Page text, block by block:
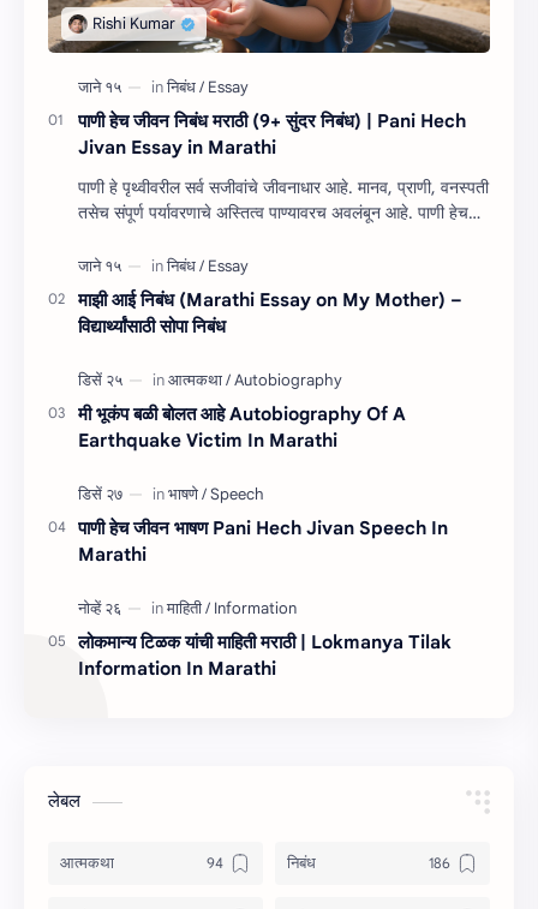
पाणी हेच जीवन निबंध मराठी (9+ सुंदर निबंध) | Pani Hech
Jivan Essay in Marathi
पाणी हे पृथ्वीवरील सर्व सजीवांचे जीवनाधार आहे. मानव, प्राणी, वनस्पती
तसेच संपूर्ण पर्यावरणाचे अस्तित्व पाण्यावरच अवलंबून आहे. पाणी हेच
माझी आई निबंध (Marathi Essay on My Mother) –
विद्यार्थ्यांसाठी सोपा निबंध
मी भूकंप बळी बोलत आहे Autobiography Of A
Earthquake Victim In Marathi
पाणी हेच जीवन भाषण Pani Hech Jivan Speech In
Marathi
लोकमान्य टिळक यांची माहिती मराठी | Lokmanya Tilak
Information In Marathi
लेबल
आत्मकथा निबंध